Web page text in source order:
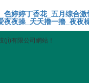
婷婷丁香花_五月综合
夜操_天天擼一擼_夜
有限公司網站！